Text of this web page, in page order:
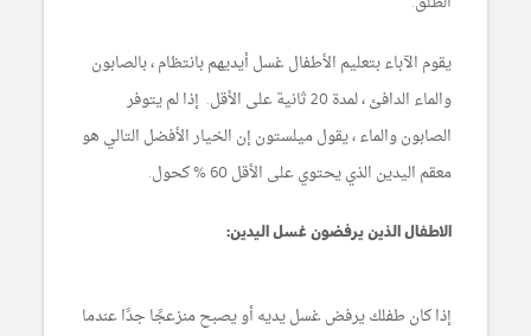
يقوم الآباء بتعليم الأطفال غسل أيديهم بانتظام ، بالصابون
والماء الدافئ ، لمدة 20 ثانية على الأقل. إذا لم يتوفر
الصابون والماء ، يقول ميلستون إن الخيار الأفضل التالي هو
معقم اليدين الذي يحتوي على الأقل 60 % كحول.
الاطفال الذين يرفضون غسل اليدين:
إذا كان طفلك يرفض غسل يديه أو يصبح منزعجًا جدًا عندما